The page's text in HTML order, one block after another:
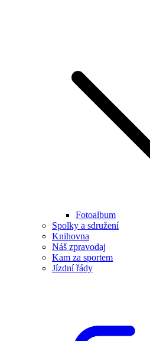
Fotoalbum
Spolky a sdružení
Knihovna
Náš zpravodaj
Kam za sportem
Jízdní řády